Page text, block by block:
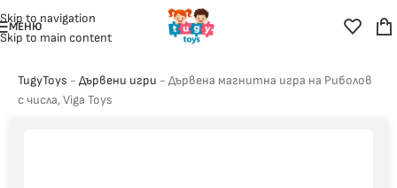
Skip to navigation
Skip to main content
МЕНЮ
TugyToys - Дървени игри - Дървена магнитна игра на Риболов
с числа, Viga Toys